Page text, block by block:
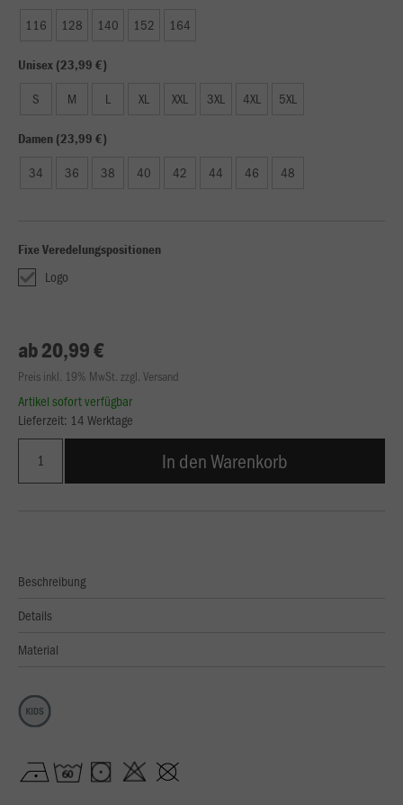
116 128 140 152 164
Unisex (23,99 €)
S M L XL XXL 3XL 4XL 5XL
Damen (23,99 €)
34 36 38 40 42 44 46 48
Fixe Veredelungspositionen
Logo
ab 20,99 €
Preis inkl. 19% MwSt. zzgl. Versand
Artikel sofort verfügbar
Lieferzeit: 14 Werktage
In den Warenkorb
Beschreibung
Details
Material